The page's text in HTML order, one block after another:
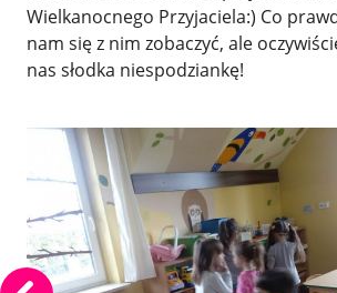
Wielkanocnego Przyjaciela:) Co
nam się z nim zobaczyć, ale
nas słodka niespodziankę!